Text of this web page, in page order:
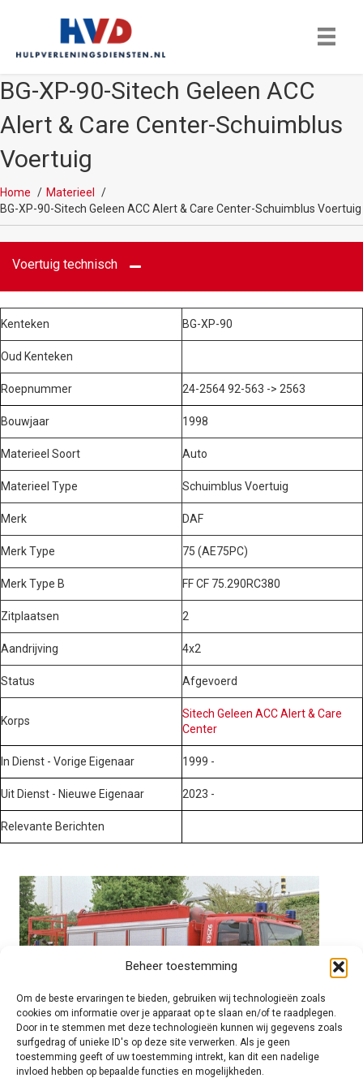
Beheer toestemming
Om de beste ervaringen te bieden, gebruiken wij technologieën zoals
cookies om informatie over je apparaat op te slaan en/of te raadplegen.
Door in te stemmen met deze technologieën kunnen wij gegevens zoals
surfgedrag of unieke ID's op deze site verwerken. Als je geen
toestemming geeft of uw toestemming intrekt, kan dit een nadelige
invloed hebben op bepaalde functies en mogelijkheden.
BG-XP-90-Sitech Geleen ACC
Alert & Care Center-Schuimblus
Voertuig
Home
Materieel
BG-XP-90-Sitech Geleen ACC Alert & Care Center-Schuimblus Voertuig
Voertuig technisch
Kenteken BG-XP-90
Oud Kenteken
Roepnummer 24-2564 92-563 -> 2563
Bouwjaar 1998
Materieel Soort Auto
Materieel Type Schuimblus Voertuig
Merk DAF
Merk Type 75 (AE75PC)
Merk Type B FF CF 75.290RC380
Zitplaatsen 2
Aandrijving 4x2
Status Afgevoerd
Korps
Sitech Geleen ACC Alert & Care
Center
In Dienst - Vorige Eigenaar 1999 -
Uit Dienst - Nieuwe Eigenaar 2023 -
Relevante Berichten